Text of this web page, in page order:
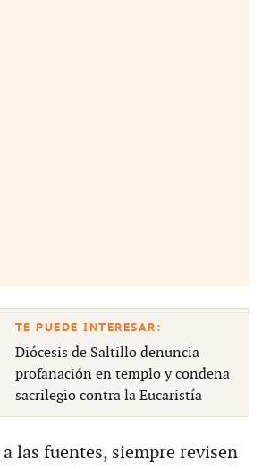
Diócesis de Saltillo denuncia
profanación en templo y condena
sacrilegio contra la Eucaristía
las fuentes, siempre revisen